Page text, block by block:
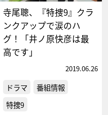
寺尾聰、『特捜9』クラ
ンクアップで涙のハ
グ！「井ノ原快彦は最
高です」
2019.06.26
ドラマ
番組情報
特捜9